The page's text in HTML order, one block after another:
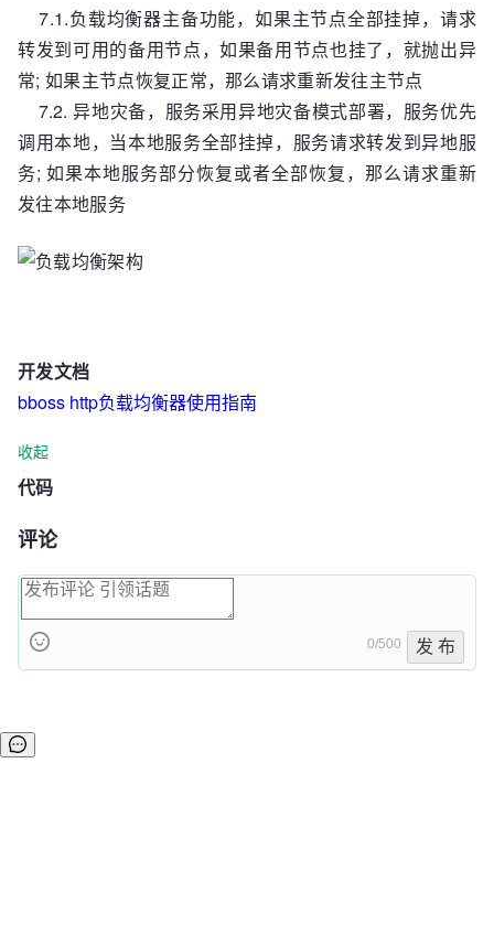
7.1.负载均衡器主备功能，如果主节点全部挂掉，请求
转发到可用的备用节点，如果备用节点也挂了，就抛出异
常; 如果主节点恢复正常，那么请求重新发往主节点
7.2. 异地灾备，服务采用异地灾备模式部署，服务优先
调用本地，当本地服务全部挂掉，服务请求转发到异地服
务; 如果本地服务部分恢复或者全部恢复，那么请求重新
发往本地服务
开发文档
bboss http负载均衡器使用指南
收起
代码
评论
0/500 发 布